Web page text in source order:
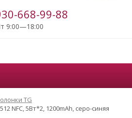
668-99-88
9:00—18:00
TG
NFC, 5Вт*2, 1200mAh, серо-синяя